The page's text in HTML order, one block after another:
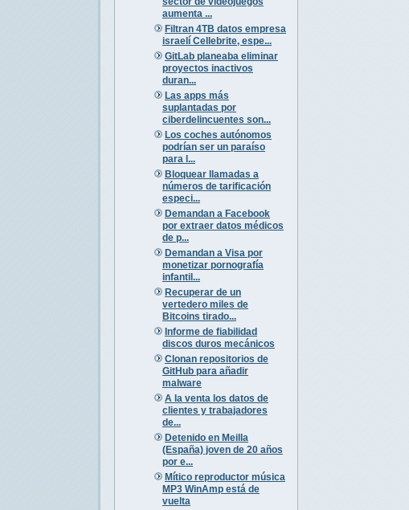
aumenta ...
Filtran 4TB datos empresa
israelí Cellebrite, espe...
GitLab planeaba eliminar
proyectos inactivos
duran...
Las apps más
suplantadas por
ciberdelincuentes son...
Los coches autónomos
podrían ser un paraíso
para l...
Bloquear llamadas a
números de tarificación
especi...
Demandan a Facebook
por extraer datos médicos
de p...
Demandan a Visa por
monetizar pornografía
infantil...
Recuperar de un
vertedero miles de
Bitcoins tirado...
Informe de fiabilidad
discos duros mecánicos
Clonan repositorios de
GitHub para añadir
malware
A la venta los datos de
clientes y trabajadores
de...
Detenido en Meilla
(España) joven de 20 años
por e...
Mítico reproductor música
MP3 WinAmp está de
vuelta